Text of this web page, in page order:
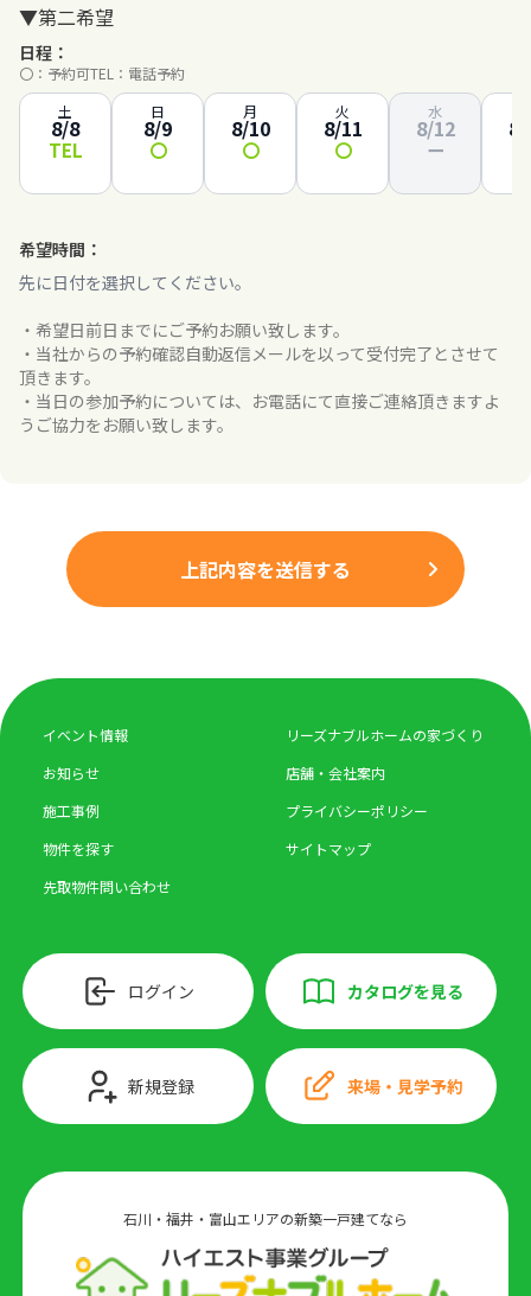
▼第二希望
日程：
〇：予約可TEL：電話予約
土
8/8
TEL
日
8/9
〇
月
8/10
〇
火
8/11
〇
水
8/12
ー
8/
希望時間：
先に日付を選択してください。
・希望日前日までにご予約お願い致します。
・当社からの予約確認自動返信メールを以って受付完了とさせて
頂きます。
・当日の参加予約については、お電話にて直接ご連絡頂きますよ
うご協力をお願い致します。
上記内容を送信する
イベント情報
お知らせ
施工事例
物件を探す
先取物件問い合わせ
リーズナブルホームの家づくり
店舗・会社案内
プライバシーポリシー
サイトマップ
ログイン
新規登録
カタログを見る
来場・見学予約
石川・福井・富山エリアの新築一戸建てなら